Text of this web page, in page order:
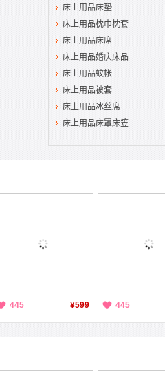
床上用品床垫
床上用品枕巾枕套
床上用品床席
床上用品婚庆床品
床上用品蚊帐
床上用品被套
床上用品冰丝席
床上用品床罩床笠
445 ¥599 445